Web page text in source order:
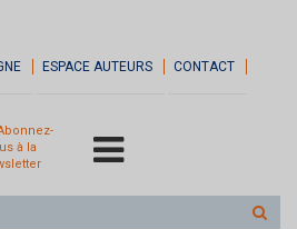
ESPACE AUTEURS CONTACT
à la